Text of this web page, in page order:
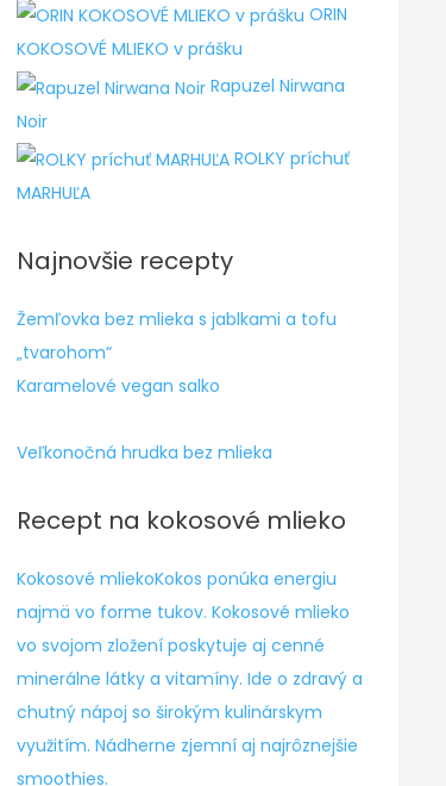
ORIN
KOKOSOVÉ MLIEKO v prášku
Rapuzel Nirwana
Noir
ROLKY príchuť
MARHUĽA
Najnovšie recepty
Žemľovka bez mlieka s jablkami a tofu
„tvarohom“
Karamelové vegan salko
Veľkonočná hrudka bez mlieka
Recept na kokosové mlieko
Kokosové mliekoKokos ponúka energiu
najmä vo forme tukov. Kokosové mlieko
vo svojom zložení poskytuje aj cenné
minerálne látky a vitamíny. Ide o zdravý a
chutný nápoj so širokým kulinárskym
využitím. Nádherne zjemní aj najrôznejšie
smoothies.